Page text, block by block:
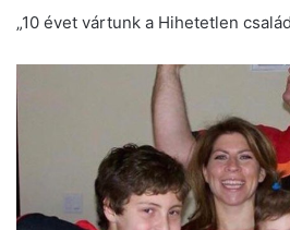
„10 évet vártunk a Hihetetlen